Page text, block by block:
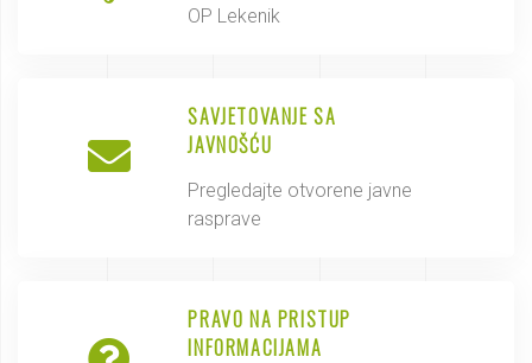
OP Lekenik
SAVJETOVANJE SA
JAVNOŠĆU
Pregledajte otvorene javne
rasprave
PRAVO NA PRISTUP
INFORMACIJAMA